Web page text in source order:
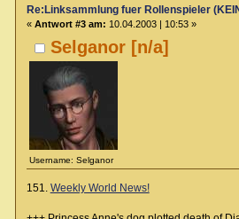
Selganor [n/a]
Username: Selganor
Re:Linksammlung fuer Rollenspieler
« Antwort #3 am: 10.04.2003 | 10:53 »
151. Weekly World News!